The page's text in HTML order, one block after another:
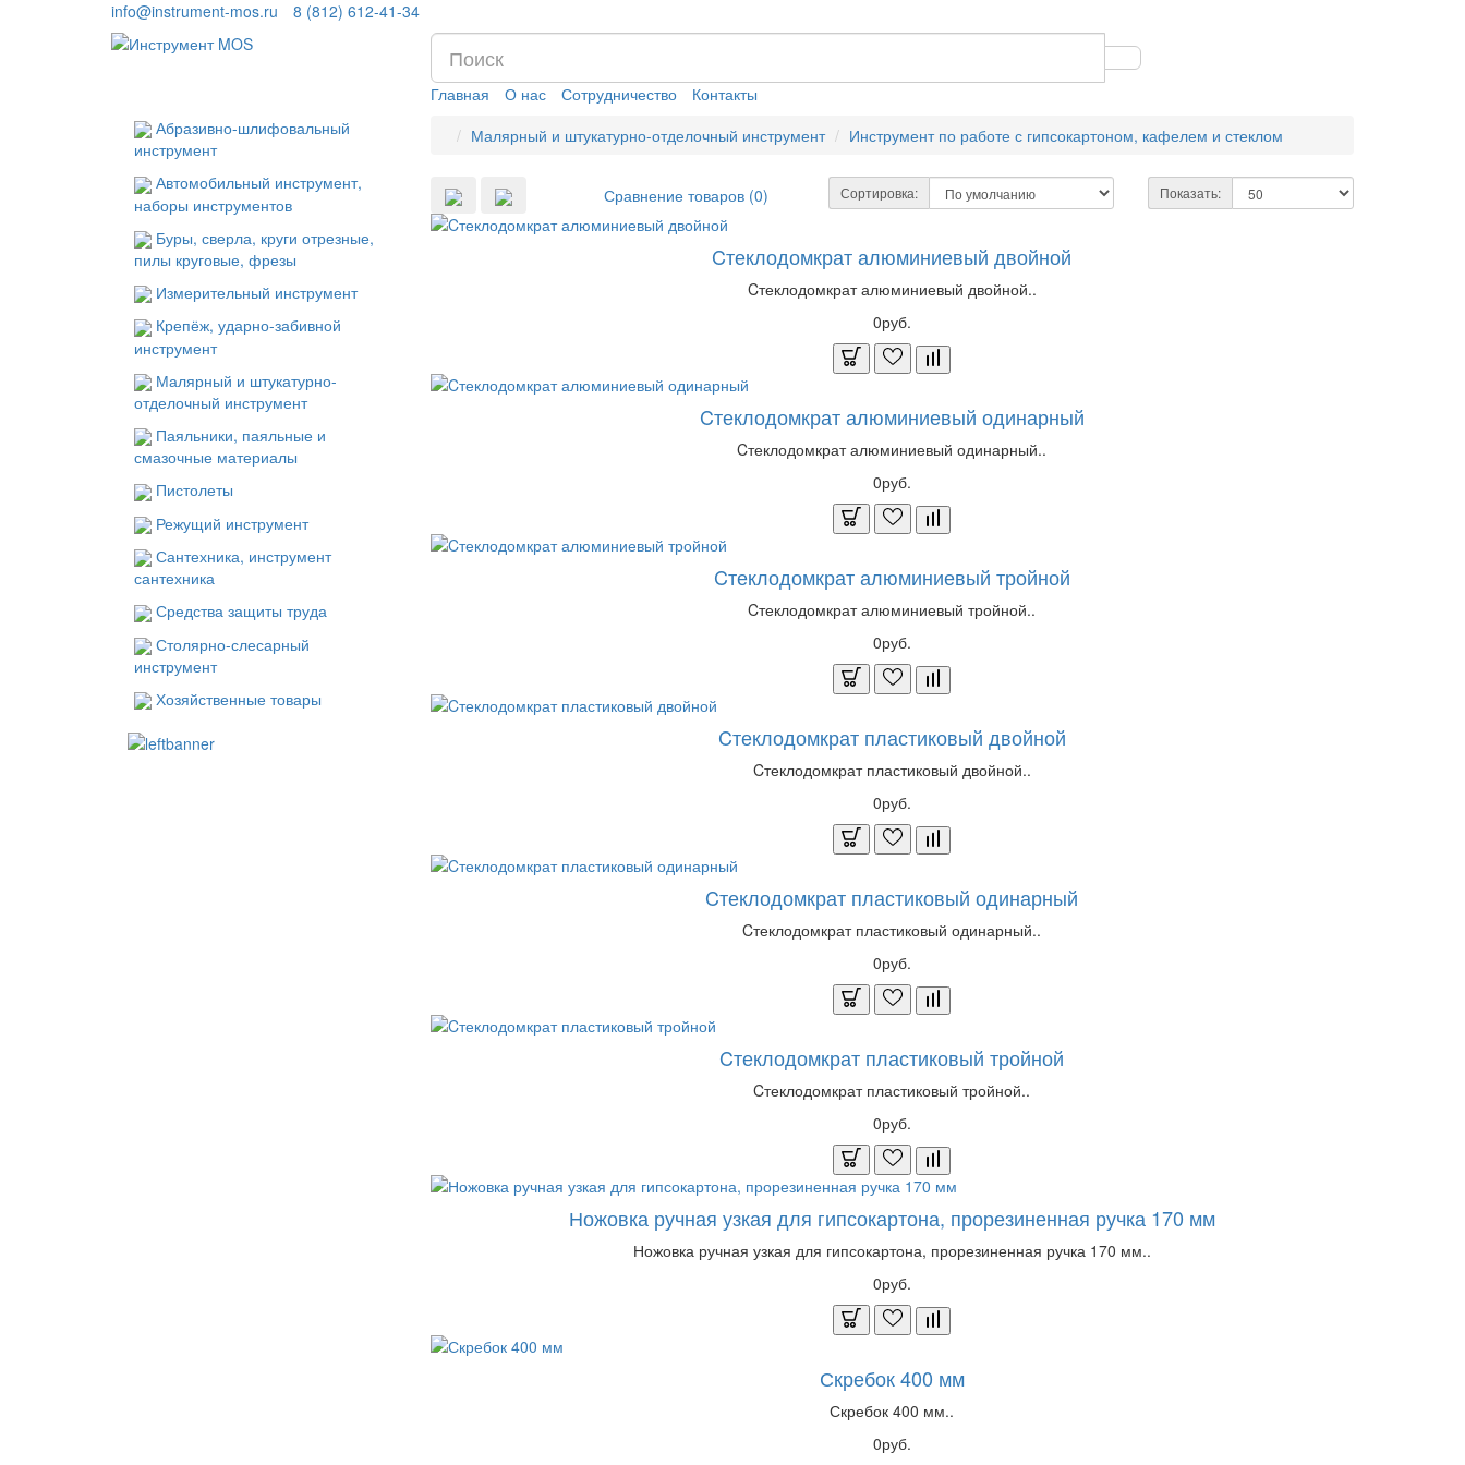
info@instrument-mos.ru 8 (812) 612-41-34
Главная О нас Сотрудничество
Контакты
Абразивно-шлифовальный
инструмент
Автомобильный инструмент,
наборы инструментов
Буры, сверла, круги отрезные,
пилы круговые, фрезы
Измерительный инструмент
Крепёж, ударно-забивной
инструмент
Малярный и штукатурно-
отделочный инструмент
Паяльники, паяльные и
смазочные материалы
Пистолеты
Режущий инструмент
Сантехника, инструмент
сантехника
Средства защиты труда
Столярно-слесарный
инструмент
Хозяйственные товары
Малярный и штукатурно-отделочный инструмент Инструмент по работе с гипсокартоном, кафелем и стеклом
Сравнение товаров (0) Сортировка: Показать:
Cтеклодомкрат алюминиевый двойной
Cтеклодомкрат алюминиевый двойной..
0руб.
Cтеклодомкрат алюминиевый одинарный
Cтеклодомкрат алюминиевый одинарный..
0руб.
Cтеклодомкрат алюминиевый тройной
Cтеклодомкрат алюминиевый тройной..
0руб.
Cтеклодомкрат пластиковый двойной
Cтеклодомкрат пластиковый двойной..
0руб.
Cтеклодомкрат пластиковый одинарный
Cтеклодомкрат пластиковый одинарный..
0руб.
Cтеклодомкрат пластиковый тройной
Cтеклодомкрат пластиковый тройной..
0руб.
Ножовка ручная узкая для гипсокартона, прорезиненная ручка 170 мм
Ножовка ручная узкая для гипсокартона, прорезиненная ручка 170 мм..
0руб.
Скребок 400 мм
Скребок 400 мм..
0руб.